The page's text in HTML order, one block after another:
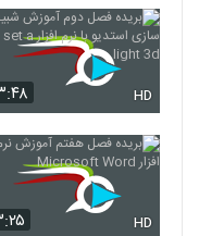
HD
HD